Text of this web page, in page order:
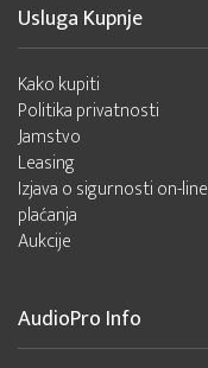
Usluga Kupnje
Kako kupiti
Politika privatnosti
Jamstvo
Leasing
Izjava o sigurnosti on-line
plaćanja
Aukcije
AudioPro Info